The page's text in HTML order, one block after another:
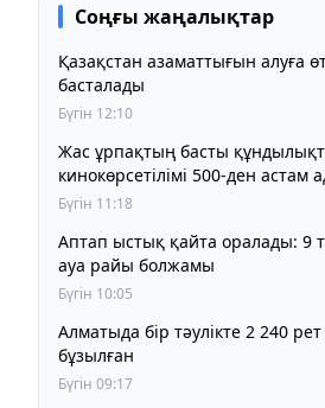
Соңғы жаңалықтар
Қазақстан азаматтығын алуға
басталады
Бүгін 12:10
Жас ұрпақтың басты
кинокөрсетілімі 500-ден астам
Бүгін 11:18
Аптап ыстық қайта оралады: 9
ауа райы болжамы
Бүгін 10:05
Алматыда бір тәулікте 2 240 рет жол ережесі
бұзылған
Бүгін 09:17